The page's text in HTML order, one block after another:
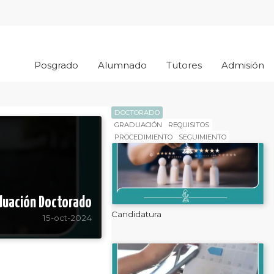
Posgrado Alumnado Tutores Admisión
Doctorado
15-oct-2024
DOCTORADO
GRADUACIÓN
REQUISITOS
PROCEDIMIENTO
SEGUIMIENTO
Candidatura